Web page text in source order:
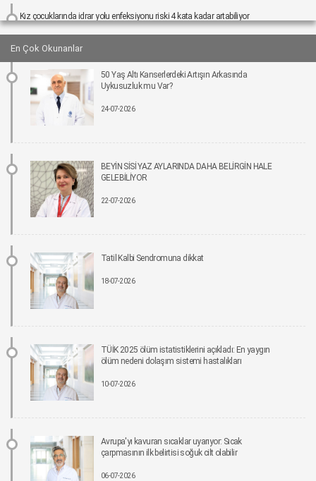
Kız çocuklarında idrar yolu enfeksiyonu riski 4 kata kadar artabiliyor
24-06-2026 12:00
Bel Ağrıları Basit Önlemlerle Kontrol Altına Alınabilir
17-06-2026 12:00
Tıpta Yeni Dönemin Adı: Eş Zamanlı Kombine Cerrahiler
16-06-2026 12:00
İmplant tedavisinde aynı gün yeni diş mümkün
15-06-2026 12:00
Parkinson riskinde çevresel faktörler öne çıkıyor!
Fonksiyonel Tıp Hastalığın Değil, Nedenin Peşine Düşüyor
12-06-2026 12:00
Sigara Kullanım ve Bırakma Davranışları Akademisi Ulusal Tütün Kontrolü
Aile ve Sosyal Hizmetler Bakanlığı koordinasyonunda Yeşilay’ın ev sahipliğinde,
“Bağımlılıklarla Mücadelede Sosyal Uyum Çalıştayı” Gerçekleştirildi
08-06-2026 12:00
katına çıkarabilir.
05-06-2026 12:00
En Çok Okunanlar
50 Yaş Altı Kanserlerdeki Artışın Arkasında
Uykusuzluk mu Var?
24-07-2026
BEYİN SİSİ YAZ AYLARINDA DAHA BELİRGİN HALE
GELEBİLİYOR
22-07-2026
Tatil Kalbi Sendromuna dikkat
18-07-2026
TÜİK 2025 ölüm istatistiklerini açıkladı: En yaygın
ölüm nedeni dolaşım sistemi hastalıkları
10-07-2026
Avrupa'yı kavuran sıcaklar uyarıyor: Sıcak
çarpmasının ilk belirtisi soğuk cilt olabilir
06-07-2026